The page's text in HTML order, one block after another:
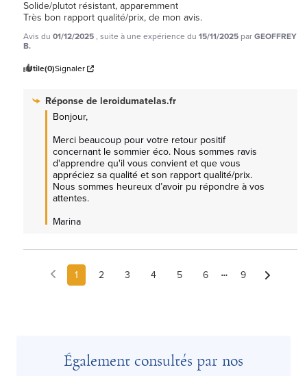
Solide/plutot résistant, apparemment
Très bon rapport qualité/prix, de mon avis.
Avis du 01/12/2025, suite à une expérience du 15/11/2025 parGEOFFREY
B.
Utile(0)Signaler
Réponse de leroidumatelas.fr
Bonjour,
Merci beaucoup pour votre retour positif
concernant le sommier éco. Nous sommes ravis
d'apprendre qu'il vous convient et que vous
appréciez sa qualité et son rapport qualité/prix.
Nous sommes heureux d’avoir pu répondre à vos
attentes.
Marina
1 2 3 4 5 6 9
Également consultés par nos